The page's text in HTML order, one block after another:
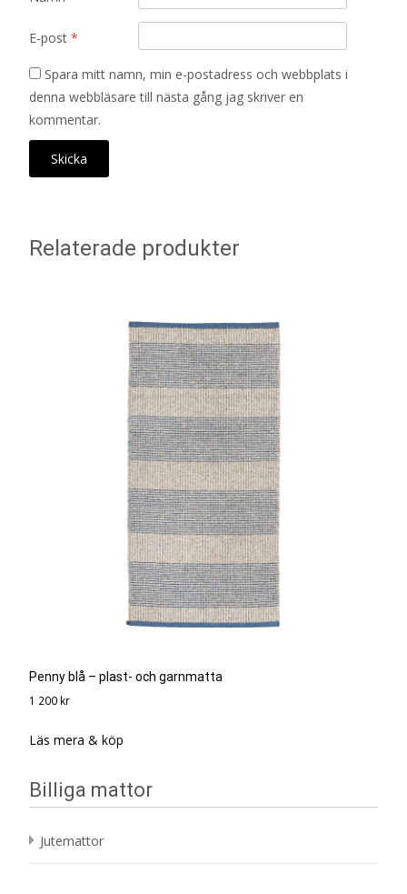
E-post *
Spara mitt namn, min e-postadress och webbplats i
denna webbläsare till nästa gång jag skriver en
kommentar.
Relaterade produkter
Penny blå – plast- och garnmatta
1 200 kr
Läs mera & köp
Billiga mattor
Jutemattor